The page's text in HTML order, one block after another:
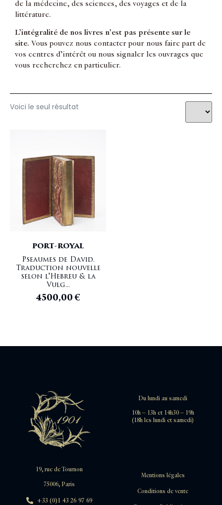
de la médecine, des sciences, des voyages et de la
littérature.
L’intégralité de nos livres n’est pas présente sur le
site. Vous pouvez nous contacter pour nous faire part de
vos centres d’intérêt ou nous signaler les ouvrages que
vous recherchez en particulier.
Voici le seul résultat
PORT-ROYAL
Pseaumes de David.
Traduction nouvelle
selon l'Hebreu & la
Vulg...
4500,00€
Du lundi au samedi
10h – 13h et 14h30 – 19h
(18h les lundi et samedi)
19, rue de Tournon
75006, Paris
+33 (0)1 43 26 97 69
Mentions légales
Conditions de vente